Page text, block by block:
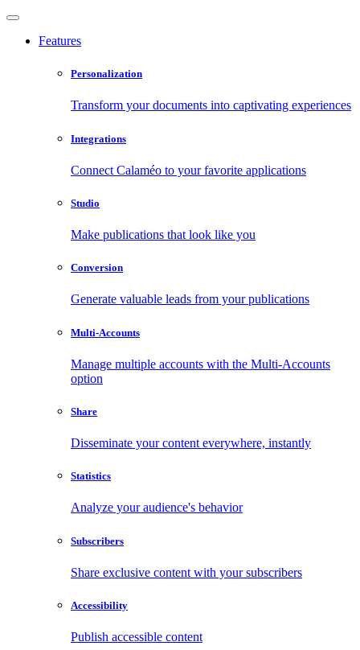
Features
Personalization
Transform your documents into captivating experiences
Integrations
Connect Calaméo to your favorite applications
Studio
Make publications that look like you
Conversion
Generate valuable leads from your publications
Multi-Accounts
Manage multiple accounts with the Multi-Accounts
option
Share
Disseminate your content everywhere, instantly
Statistics
Analyze your audience's behavior
Subscribers
Share exclusive content with your subscribers
Accessibility
Publish accessible content